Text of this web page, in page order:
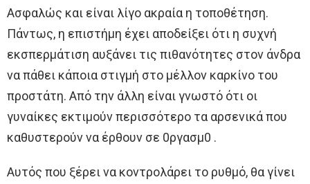
Ασφαλώς και είναι λίγο ακραία η τοποθέτηση.
Πάντως, η επιστήμη έχει αποδείξει ότι η συχνή
εκσπερμάτιση αυξάνει τις πιθανότητες στον άνδρα
να πάθει κάποια στιγμή στο μέλλον καρκίνο του
προστάτη. Από την άλλη είναι γνωστό ότι οι
γυναίκες εκτιμούν περισσότερο τα αρσενικά που
καθυστερούν να έρθουν σε 0ργασμ0 .
Αυτός που ξέρει να κοντρολάρει το ρυθμό, θα γίνει